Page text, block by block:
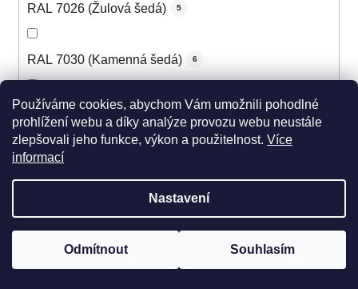
Používáme cookies, abychom Vám umožnili pohodlné
prohlížení webu a díky analýze provozu webu neustále
zlepšovali jeho funkce, výkon a použitelnost. Více
informací
Nastavení
Odmítnout Souhlasím
RAL 7026 (Žulová šedá) 5
RAL 7030 (Kamenná šedá) 6
RAL 7031 (Šedomodrá) 6
RAL 7032 (Štěrková šedá)
RAL 7033 (Cementová šedá)